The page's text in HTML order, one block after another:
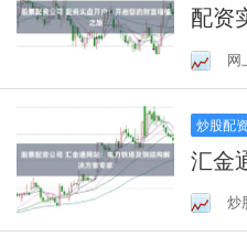
配资
富增网
炒股配
汇金
结构炒